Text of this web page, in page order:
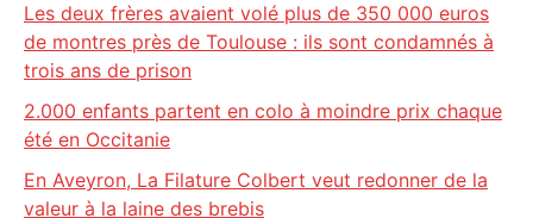
Les deux frères avaient volé plus de 350 000 euros
de montres près de Toulouse : ils sont condamnés à
trois ans de prison
2.000 enfants partent en colo à moindre prix chaque
été en Occitanie
En Aveyron, La Filature Colbert veut redonner de la
valeur à la laine des brebis